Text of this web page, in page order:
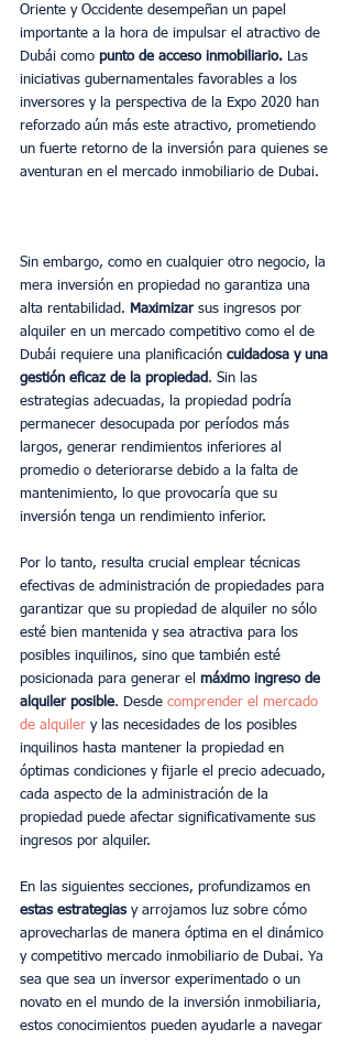
Oriente y Occidente desempeñan un papel
importante a la hora de impulsar el atractivo de
Dubái como punto de acceso inmobiliario. Las
iniciativas gubernamentales favorables a los
inversores y la perspectiva de la Expo 2020 han
reforzado aún más este atractivo, prometiendo
un fuerte retorno de la inversión para quienes se
aventuran en el mercado inmobiliario de Dubai.
Sin embargo, como en cualquier otro negocio, la
mera inversión en propiedad no garantiza una
alta rentabilidad. Maximizar sus ingresos por
alquiler en un mercado competitivo como el de
Dubái requiere una planificación cuidadosa y una
gestión eficaz de la propiedad. Sin las
estrategias adecuadas, la propiedad podría
permanecer desocupada por períodos más
largos, generar rendimientos inferiores al
promedio o deteriorarse debido a la falta de
mantenimiento, lo que provocaría que su
inversión tenga un rendimiento inferior.
Por lo tanto, resulta crucial emplear técnicas
efectivas de administración de propiedades para
garantizar que su propiedad de alquiler no sólo
esté bien mantenida y sea atractiva para los
posibles inquilinos, sino que también esté
posicionada para generar el máximo ingreso de
alquiler posible. Desde comprender el mercado
de alquiler y las necesidades de los posibles
inquilinos hasta mantener la propiedad en
óptimas condiciones y fijarle el precio adecuado,
cada aspecto de la administración de la
propiedad puede afectar significativamente sus
ingresos por alquiler.
En las siguientes secciones, profundizamos en
estas estrategias y arrojamos luz sobre cómo
aprovecharlas de manera óptima en el dinámico
y competitivo mercado inmobiliario de Dubai. Ya
sea que sea un inversor experimentado o un
novato en el mundo de la inversión inmobiliaria,
estos conocimientos pueden ayudarle a navegar